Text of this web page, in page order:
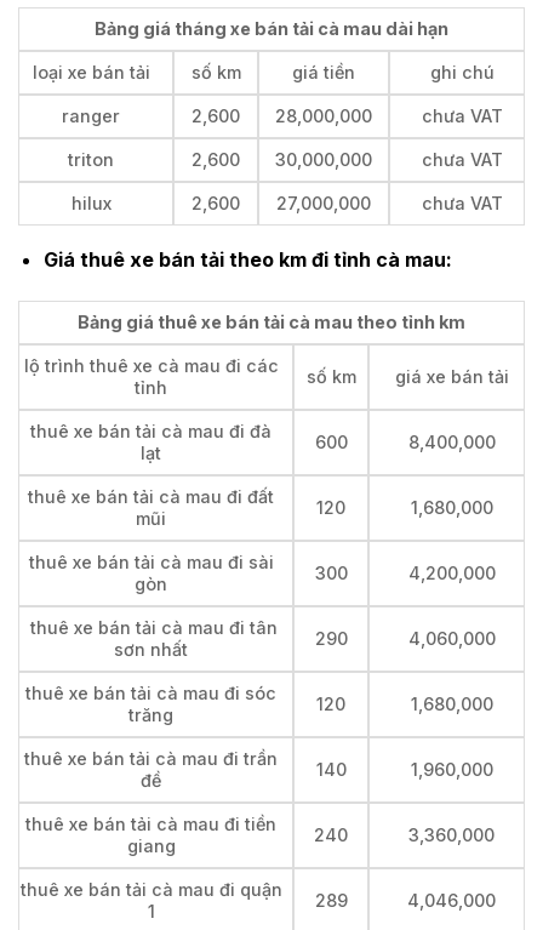
Bảng giá tháng xe bán tải cà mau dài hạn
loại xe bán tải số km giá tiền ghi chú
ranger 2,600 28,000,000 chưa VAT
triton 2,600 30,000,000 chưa VAT
hilux 2,600 27,000,000 chưa VAT
Giá thuê xe bán tải theo km đi tỉnh cà mau:
Bảng giá thuê xe bán tải cà mau theo tỉnh km
lộ trình thuê xe cà mau đi các
tỉnh
số km giá xe bán tải
thuê xe bán tải cà mau đi đà
lạt
600 8,400,000
thuê xe bán tải cà mau đi đất
mũi
120 1,680,000
thuê xe bán tải cà mau đi sài
gòn
300 4,200,000
thuê xe bán tải cà mau đi tân
sơn nhất
290 4,060,000
thuê xe bán tải cà mau đi sóc
trăng
120 1,680,000
thuê xe bán tải cà mau đi trần
đề
140 1,960,000
thuê xe bán tải cà mau đi tiền
giang
240 3,360,000
thuê xe bán tải cà mau đi quận
1
289 4,046,000